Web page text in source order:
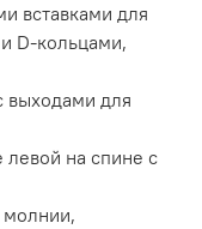
вставками для
D-кольцами,
выходами для
на спине с